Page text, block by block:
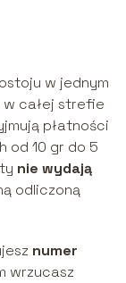
w jednym
całej strefie
płatności
od 10 gr do 5
nie wydają
odliczoną
numer
wrzucasz